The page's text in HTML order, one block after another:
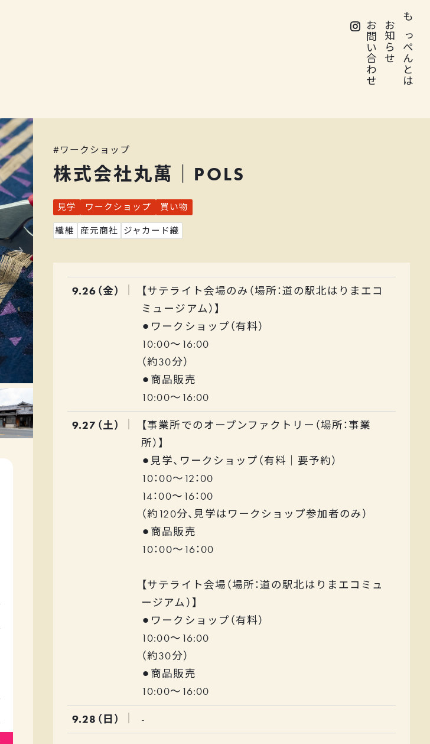
もっぺんとは
お知らせ
お問い合わせ
#ワークショップ
株式会社丸萬｜POLS
見学 ワークショップ 買い物
繊維 産元商社 ジャカード織
9.26（金）
【サテライト会場のみ（場所：道の駅北はりまエコ
ミュージアム）】
⚫︎ワークショップ（有料）
10:00～16:00
（約30分）
⚫︎商品販売
10:00～16:00
9.27（土）
【事業所でのオープンファクトリー（場所：事業
所）】
⚫︎見学、ワークショップ（有料｜要予約）
10：00～12：00
14：00～16：00
（約120分、見学はワークショップ参加者のみ）
⚫︎商品販売
10：00～16：00
【サテライト会場（場所：道の駅北はりまエコミュ
ージアム）】
⚫︎ワークショップ（有料）
10:00～16:00
（約30分）
⚫︎商品販売
10:00～16:00
9.28（日） -